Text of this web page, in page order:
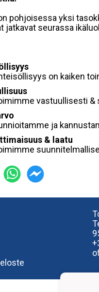
pohjoisessa yksi
jatkavat seurassa
on kaiken
vastuullisesti &
ja
& laatu